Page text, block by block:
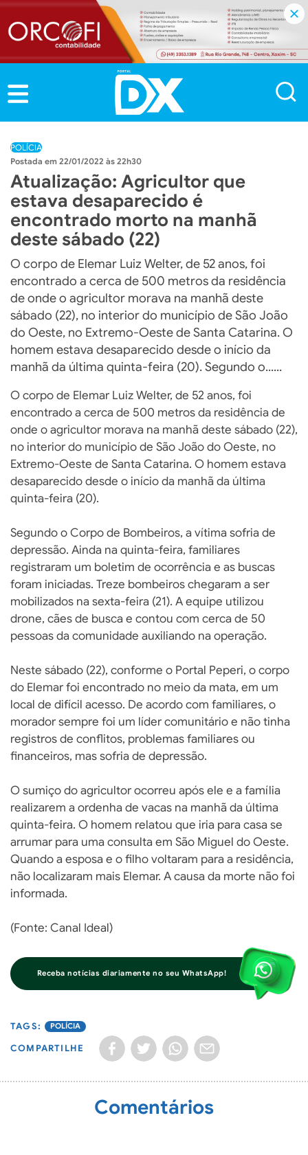
POLÍCIA
22/01/2022 às 22h30
Atualização: Agricultor que
estava desaparecido é
encontrado morto na manhã
deste sábado (22)
O corpo de Elemar Luiz Welter, de 52 anos, foi
encontrado a cerca de 500 metros da residência
de onde o agricultor morava na manhã deste
sábado (22), no interior do município de São João
do Oeste, no Extremo-Oeste de Santa Catarina. O
homem estava desaparecido desde o início da
manhã da última quinta-feira (20). Segundo o......
O corpo de Elemar Luiz Welter, de 52 anos, foi
encontrado a cerca de 500 metros da residência de
onde o agricultor morava na manhã deste sábado (22),
no interior do município de São João do Oeste, no
Extremo-Oeste de Santa Catarina. O homem estava
desaparecido desde o início da manhã da última
quinta-feira (20).
Segundo o Corpo de Bombeiros, a vítima sofria de
depressão. Ainda na quinta-feira, familiares
registraram um boletim de ocorrência e as buscas
foram iniciadas. Treze bombeiros chegaram a ser
mobilizados na sexta-feira (21). A equipe utilizou
drone, cães de busca e contou com cerca de 50
pessoas da comunidade auxiliando na operação.
Neste sábado (22), conforme o Portal Peperi, o corpo
do Elemar foi encontrado no meio da mata, em um
local de difícil acesso. De acordo com familiares, o
morador sempre foi um líder comunitário e não tinha
registros de conflitos, problemas familiares ou
financeiros, mas sofria de depressão.
O sumiço do agricultor ocorreu após ele e a família
realizarem a ordenha de vacas na manhã da última
quinta-feira. O homem relatou que iria para casa se
arrumar para uma consulta em São Miguel do Oeste.
Quando a esposa e o filho voltaram para a residência,
não localizaram mais Elemar. A causa da morte não foi
informada.
(Fonte: Canal Ideal)
Receba notícias diariamente no seu WhatsApp!
POLÍCIA
COMPARTILHE
Comentários